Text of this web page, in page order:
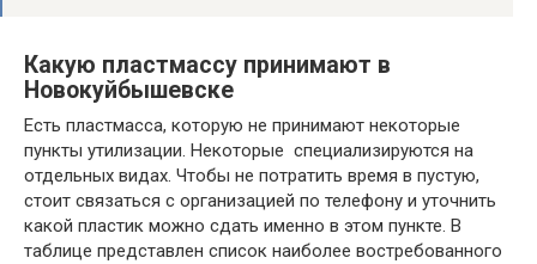
Первичная чистая пленка-стрейч
руб.
Полистироловый лом
≈от 12
руб.
Какую пластмассу принимают в
Новокуйбышевске
Есть пластмасса, которую не принимают некоторые
пункты утилизации. Некоторые специализируются на
отдельных видах. Чтобы не потратить время в пустую,
стоит связаться с организацией по телефону и уточнить
какой пластик можно сдать именно в этом пункте. В
таблице представлен список наиболее востребованного